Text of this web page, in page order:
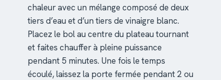
chaleur avec un mélange composé de deux
tiers d’eau et d’un tiers de vinaigre blanc.
Placez le bol au centre du plateau tournant
et faites chauffer à pleine puissance
pendant 5 minutes. Une fois le temps
écoulé, laissez la porte fermée pendant 2 ou